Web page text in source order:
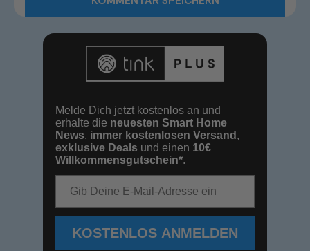
Melde Dich jetzt kostenlos an und
erhalte die neuesten Smart Home
News, immer kostenlosen Versand ,
exklusive Deals und einen 10€
Willkommensgutschein*.
KOSTENLOS ANMELDEN